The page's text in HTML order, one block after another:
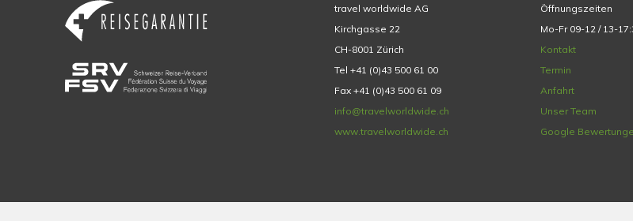
travel worldwide AG
Kirchgasse 22
CH-8001 Zürich
Tel +41 (0)43 500 61 00
Fax +41 (0)43 500 61 09
info@travelworldwide.ch
www.travelworldwide.ch
Öffnungszeiten
Mo-Fr 09-12 / 13-
Kontakt
Termin
Anfahrt
Unser Team
Google